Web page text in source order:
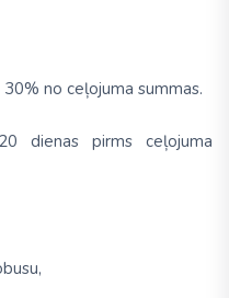
no ceļojuma summas.
dienas pirms ceļojuma